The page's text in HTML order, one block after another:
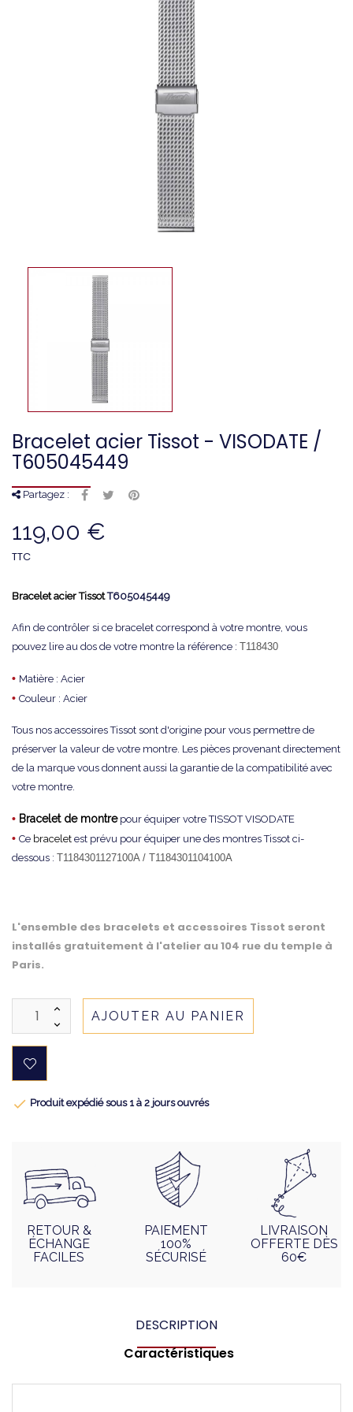
Bracelet acier Tissot - VISODATE /
T605045449
Partagez :
119,00 €
TTC
Bracelet acier Tissot T605045449
Afin de contrôler si ce bracelet correspond à votre montre, vous
pouvez lire au dos de votre montre la référence : T118430
• Matière : Acier
• Couleur : Acier
Tous nos accessoires Tissot sont d'origine pour vous permettre de
préserver la valeur de votre montre. Les pièces provenant directement
de la marque vous donnent aussi la garantie de la compatibilité avec
votre montre.
• Bracelet de montrepour équiper votre TISSOT VISODATE
• Ce bracelet est prévu pour équiper une des montres Tissot ci-
dessous : T1184301127100A / T1184301104100A
L'ensemble des bracelets et accessoires Tissot seront
installés gratuitement à l'atelier au 104 rue du temple à
Paris.
AJOUTER AU PANIER
 Produit expédié sous 1 à 2 jours ouvrés
RETOUR &
ÉCHANGE
FACILES
PAIEMENT
100%
SÉCURISÉ
LIVRAISON
OFFERTE DÈS
60€
DESCRIPTION
Caractéristiques